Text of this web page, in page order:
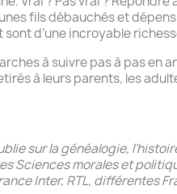
fils débauchés et
d’une incroyable
à suivre pas à pas en
à leurs parents, les
sur la généalogie,
Sciences morales et
Inter, RTL, différentes